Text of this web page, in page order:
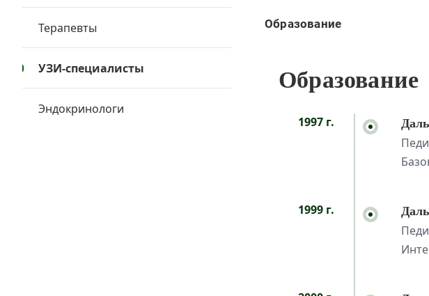
Образование
Образование
1997 г.
1999 г.
Терапевты
УЗИ-специалисты
Эндокринологи